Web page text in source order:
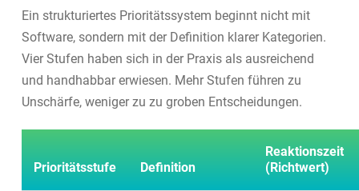
Ein strukturiertes Prioritätssystem beginnt nicht mit
Software, sondern mit der Definition klarer Kategorien.
Vier Stufen haben sich in der Praxis als ausreichend
und handhabbar erwiesen. Mehr Stufen führen zu
Unschärfe, weniger zu zu groben Entscheidungen.
Prioritätsstufe Definition
Reaktionszeit
(Richtwert)